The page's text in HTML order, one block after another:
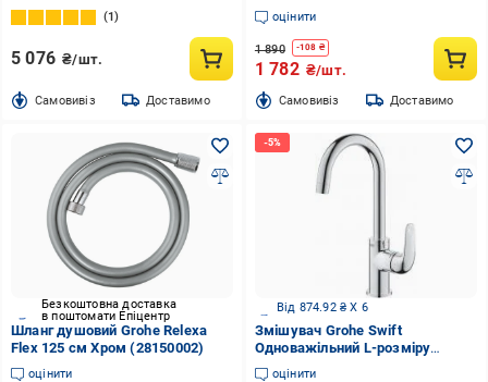
1
5 076 ₴/шт.
Cамовивіз Доставимо
оцінити
1 890 -108 ₴
1 782 ₴/шт.
Cамовивіз Доставимо
Безкоштовна доставка
в поштомати Епіцентр
Шланг душовий Grohe Relexa
Flex 125 см Хром (28150002)
оцінити
Від 874.92 ₴ X 6
Змішувач Grohe Swift
Одноважільний L-розміру
(24330001)
оцінити